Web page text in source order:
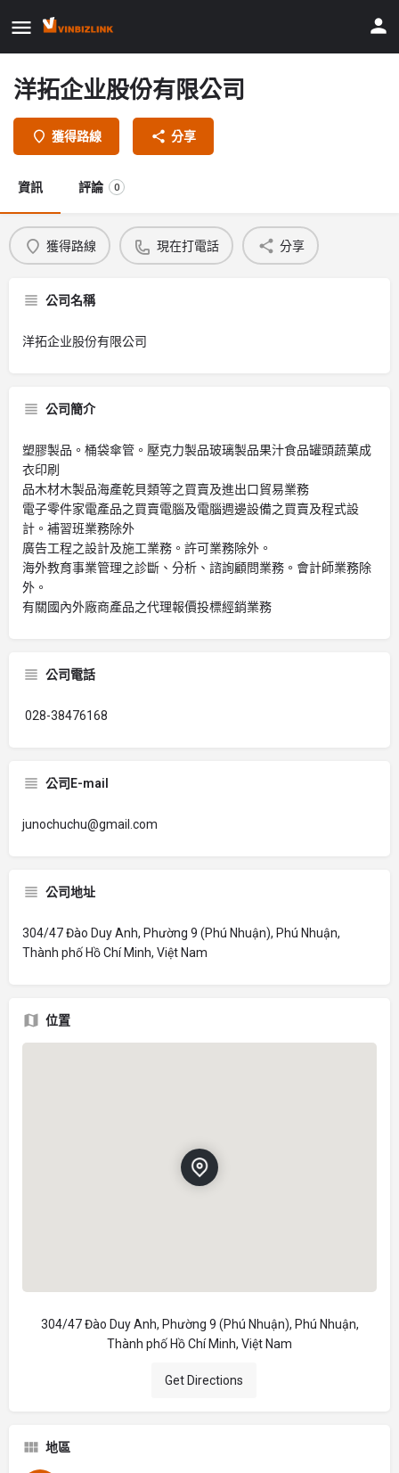
洋拓企业股份有限公司
獲得路線 分享
資訊 評論 0
獲得路線 現在打電話 分享
公司名稱
洋拓企业股份有限公司
公司簡介
塑膠製品。桶袋傘管。壓克力製品玻璃製品果汁食品罐頭蔬菓成
衣印刷
品木材木製品海產乾貝類等之買賣及進出口貿易業務
電子零件家電產品之買賣電腦及電腦週邊設備之買賣及程式設
計。補習班業務除外
廣告工程之設計及施工業務。許可業務除外。
海外教育事業管理之診斷、分析、諮詢顧問業務。會計師業務除
外。
有關國內外廠商產品之代理報價投標經銷業務
公司電話
028-38476168
公司E-mail
junochuchu@gmail.com
公司地址
304/47 Đào Duy Anh, Phường 9 (Phú Nhuận), Phú Nhuận,
Thành phố Hồ Chí Minh, Việt Nam
位置
304/47 Đào Duy Anh, Phường 9 (Phú Nhuận), Phú Nhuận,
Thành phố Hồ Chí Minh, Việt Nam
Get Directions
地區